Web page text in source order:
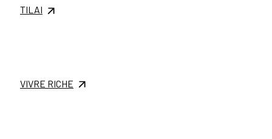
TILAI
VIVRE RICHE